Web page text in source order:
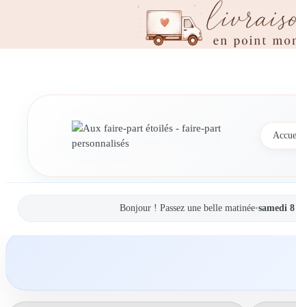
Bonjour ! Passez une belle matinée•samedi